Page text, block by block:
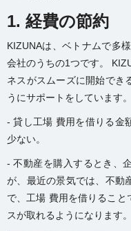
1. 経費の節約
KIZUNAは、ベトナムで多
会社のうちの1つです。
ネスがスムーズに開始でき
うにサポートをしています。
- 貸し工場 費用を借りる金
少ない。
- 不動産を購入するとき、
が、最近の景気では、不動
で、工場 費用を借りるこ
スが取れるようになります。